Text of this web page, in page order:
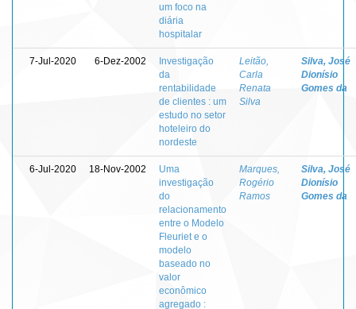
um foco na
diária
hospitalar
7-Jul-2020 6-Dez-2002
Investigação
da
rentabilidade
de clientes : um
estudo no setor
hoteleiro do
nordeste
Leitão,
Carla
Renata
Silva
Silva, José
Dionísio
Gomes da
6-Jul-2020 18-Nov-2002
Uma
investigação
do
relacionamento
entre o Modelo
Fleuriet e o
modelo
baseado no
valor
econômico
agregado :
Marques,
Rogério
Ramos
Silva, José
Dionísio
Gomes da